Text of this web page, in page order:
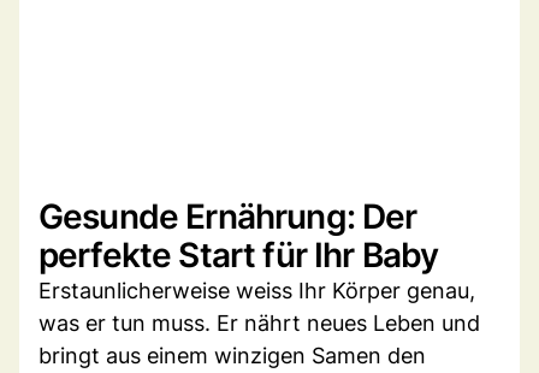
Gesunde Ernährung: Der
perfekte Start für Ihr Baby
Erstaunlicherweise weiss Ihr Körper genau,
was er tun muss. Er nährt neues Leben und
bringt aus einem winzigen Samen den